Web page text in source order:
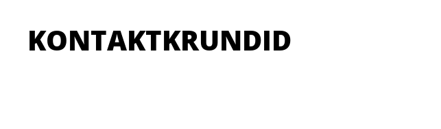
KONTAKTKRUNDID